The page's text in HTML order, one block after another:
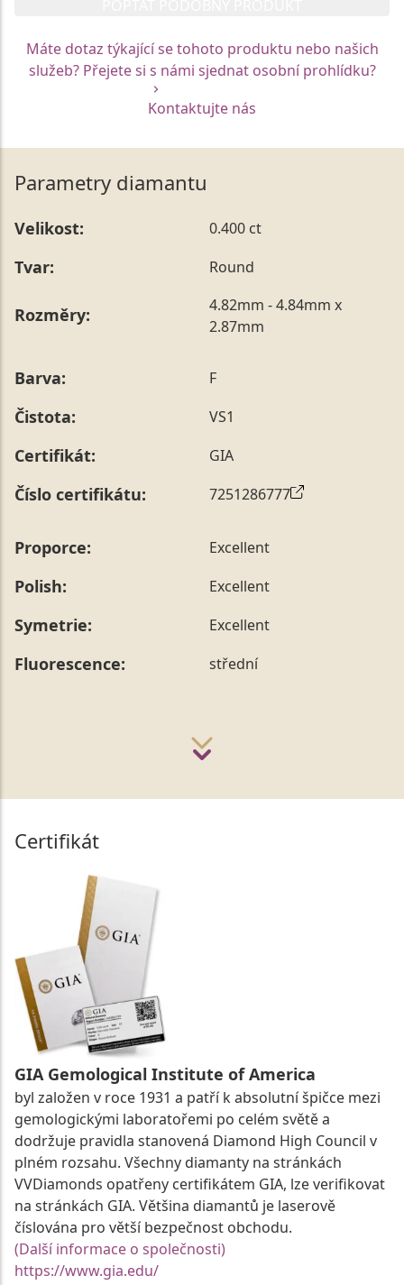
Máte dotaz týkající se tohoto produktu nebo našich
služeb? Přejete si s námi sjednat osobní prohlídku?
Kontaktujte nás
Parametry diamantu
Velikost: 0.400 ct
Tvar: Round
Rozměry:
4.82mm - 4.84mm x
2.87mm
Barva: F
Čistota: VS1
Certifikát: GIA
Číslo certifikátu: 7251286777
Proporce: Excellent
Polish: Excellent
Symetrie: Excellent
Fluorescence: střední
Certifikát
GIA Gemological Institute of America
byl založen v roce 1931 a patří k absolutní špičce mezi
gemologickými laboratořemi po celém světě a
dodržuje pravidla stanovená Diamond High Council v
plném rozsahu. Všechny diamanty na stránkách
VVDiamonds opatřeny certifikátem GIA, lze verifikovat
na stránkách GIA. Většina diamantů je laserově
číslována pro větší bezpečnost obchodu.
(Další informace o společnosti)
https://www.gia.edu/